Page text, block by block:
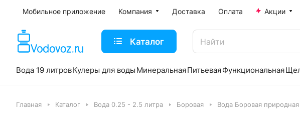
Мобильное приложение Компания Доставка Оплата Акции
Каталог
Вода 19 литровКулеры для воды МинеральнаяПитьеваяФункциональная
Главная Каталог Вода 0.25 - 2.5 литра Боровая Вода Боровая природная